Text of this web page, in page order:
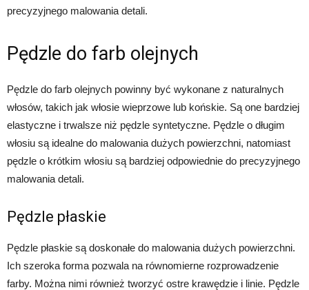
precyzyjnego malowania detali.
Pędzle do farb olejnych
Pędzle do farb olejnych powinny być wykonane z naturalnych
włosów, takich jak włosie wieprzowe lub końskie. Są one bardziej
elastyczne i trwalsze niż pędzle syntetyczne. Pędzle o długim
włosiu są idealne do malowania dużych powierzchni, natomiast
pędzle o krótkim włosiu są bardziej odpowiednie do precyzyjnego
malowania detali.
Pędzle płaskie
Pędzle płaskie są doskonałe do malowania dużych powierzchni.
Ich szeroka forma pozwala na równomierne rozprowadzenie
farby. Można nimi również tworzyć ostre krawędzie i linie. Pędzle